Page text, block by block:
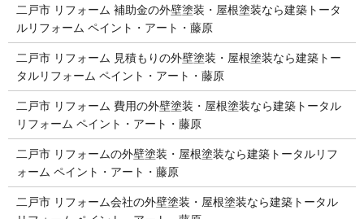
二戸市 リフォーム 補助金の外壁塗装・屋根塗装なら建築トータ
ルリフォーム ペイント・アート・藤原
二戸市 リフォーム 見積もりの外壁塗装・屋根塗装なら建築トー
タルリフォーム ペイント・アート・藤原
二戸市 リフォーム 費用の外壁塗装・屋根塗装なら建築トータル
リフォーム ペイント・アート・藤原
二戸市 リフォームの外壁塗装・屋根塗装なら建築トータルリフ
ォーム ペイント・アート・藤原
二戸市 リフォーム会社の外壁塗装・屋根塗装なら建築トータル